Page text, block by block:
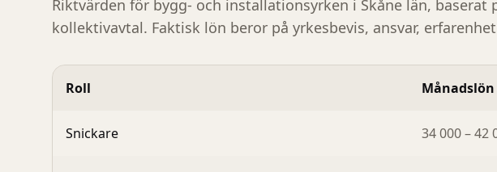
Riktvärden för bygg- och installationsyrken i Skåne län, baserat
kollektivavtal. Faktisk lön beror på yrkesbevis, ansvar,
Roll
Snickare 34 000 – 42